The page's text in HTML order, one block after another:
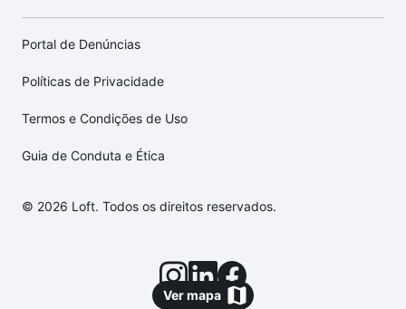
Ver mapa
Portal de Denúncias
Políticas de Privacidade
Termos e Condições de Uso
Guia de Conduta e Ética
© 2026 Loft. Todos os direitos reservados.